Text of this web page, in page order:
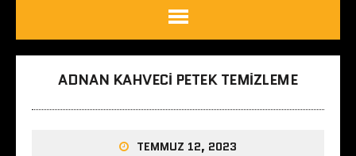
ADNAN KAHVECI PETEK TEMIZLEME
TEMMUZ 12, 2023